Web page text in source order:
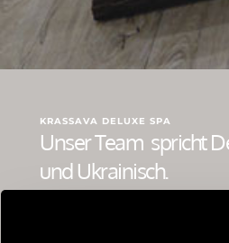
KRASSAVA DELUXE SPA
Unser Team spricht
und Ukrainisch.